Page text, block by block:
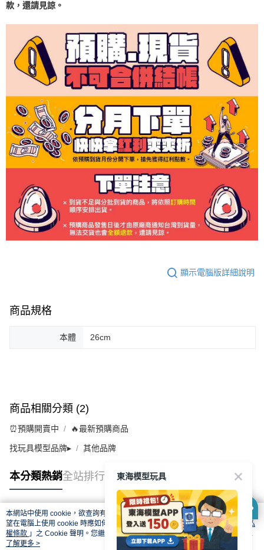
款 ， 還請見諒。
顯示電腦版詳細說明
商品規格
本體 26cm
商品相關分類 (2)
⏰預購開賣中 🔥最新預購商品
找玩具模型品牌▸ 其他品牌
本分類熱銷全站排行
熱門標籤
本網站中使用 cookie，欲查詢有關本網站使用 cookie 方式之詳情，及若您不希
望在電腦上使用 cookie 時應如何變更電腦的 cookie 設定，請參閱本網站「
隱私
權條款 」之 Cookie 聲明。您繼續使用本網站即表示您同意本公司得按本網站使
用條款之 Cookie 聲明使用 cookie。
了解更多 >
東海模型玩具